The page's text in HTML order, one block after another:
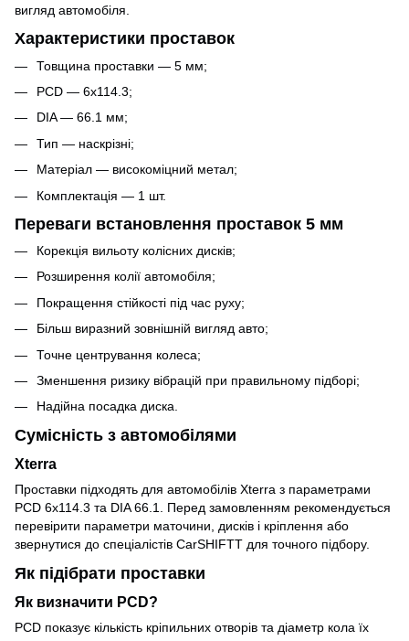
вигляд автомобіля.
Характеристики проставок
Товщина проставки — 5 мм;
PCD — 6x114.3;
DIA — 66.1 мм;
Тип — наскрізні;
Матеріал — високоміцний метал;
Комплектація — 1 шт.
Переваги встановлення проставок 5 мм
Корекція вильоту колісних дисків;
Розширення колії автомобіля;
Покращення стійкості під час руху;
Більш виразний зовнішній вигляд авто;
Точне центрування колеса;
Зменшення ризику вібрацій при правильному підборі;
Надійна посадка диска.
Сумісність з автомобілями
Xterra
Проставки підходять для автомобілів Xterra з параметрами
PCD 6x114.3 та DIA 66.1. Перед замовленням рекомендується
перевірити параметри маточини, дисків і кріплення або
звернутися до спеціалістів CarSHIFTT для точного підбору.
Як підібрати проставки
Як визначити PCD?
PCD показує кількість кріпильних отворів та діаметр кола їх